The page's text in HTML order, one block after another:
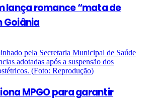
lança romance “mata de
Goiânia
MPGO para garantir